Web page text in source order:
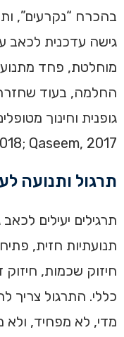
בהכרח “נקרעים”,
גישה עדכנית לכאב
מוחלטת, פחד
החלמה, בעוד
Qaseem, 2017).
תרגול ותנועה
תרגילים יעילים
תנועתיות חזית,
חיזוק שכמות, חיזוק
כללי. התרגול צריך
מדי, לא מפחיד, ולא